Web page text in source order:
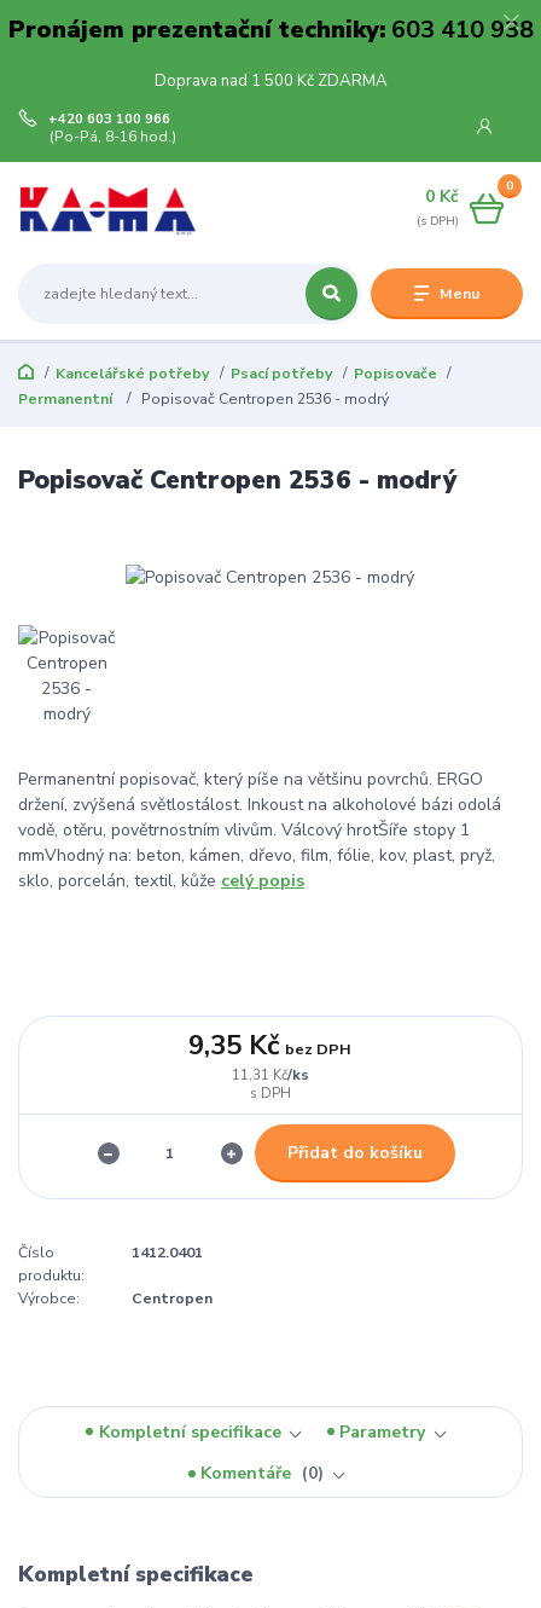
Pronájem prezentační techniky:603 410 938
Doprava nad 1 500 Kč ZDARMA
Menu
+420 603 100 966
(Po-Pá, 8-16 hod.)
0
0 Kč
Kancelářské potřeby Psací potřeby
Popisovače
Permanentní
Popisovač Centropen 2536 - modrý
Popisovač Centropen 2536 - modrý
Permanentní popisovač, který píše na většinu povrchů. ERGO
držení, zvýšená světlostálost. Inkoust na alkoholové bázi odolá
vodě, otěru, povětrnostním vlivům. Válcový hrotŠíře stopy 1
mmVhodný na: beton, kámen, dřevo, film, fólie, kov, plast, pryž,
sklo, porcelán, textil, kůže celý popis
11,31 Kč/ks
9,35 Kč bez DPH
Přidat do košíku
Číslo
produktu:
1412.0401
Výrobce: Centropen
Kompletní specifikace
Parametry
Komentáře
0
Kompletní specifikace